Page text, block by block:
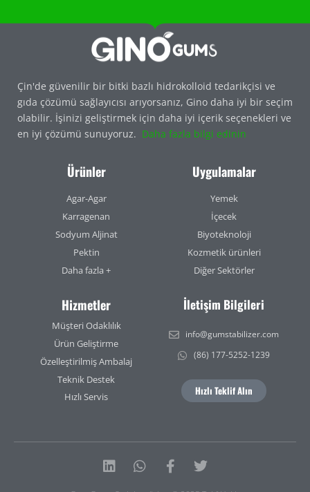
Çin'de güvenilir bir bitki bazlı hidrokolloid tedarikçisi ve
gıda çözümü sağlayıcısı arıyorsanız, Gino daha iyi bir seçim
olabilir. İşinizi geliştirmek için daha iyi içerik seçenekleri ve
en iyi çözümü sunuyoruz. Daha fazla bilgi edinin
Ürünler
Agar-Agar
Karragenan
Sodyum Aljinat
Pektin
Daha fazla +
Uygulamalar
Yemek
İçecek
Biyoteknoloji
Kozmetik ürünleri
Diğer Sektörler
Hizmetler
Müşteri Odaklılık
Ürün Geliştirme
Özelleştirilmiş Ambalaj
Teknik Destek
Hızlı Servis
İletişim Bilgileri
info@gumstabilizer.com
(86) 177-5252-1239
Hızlı Teklif Alın
LinkedinWhatsapp
Facebook-
Twitter